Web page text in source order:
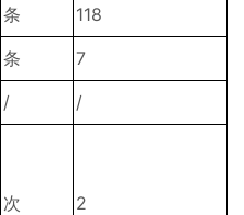
条
118
条
7
/
/
次 2